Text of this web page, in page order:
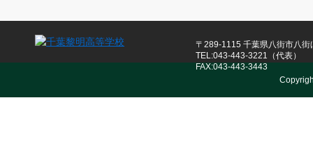
〒289-1115 千葉県八街市八
TEL:043-443-3221（代表）
FAX:043-443-3443